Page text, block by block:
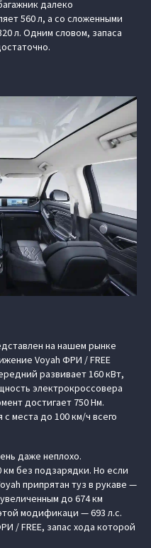
далеко
560 л, а со сложенными
л. Одним словом, запаса
на нашем рынке
Voyah ФРИ / FREE
развивает 160 кВт,
электрокроссовера
достигает 750 Нм.
места до 100 км/ч всего
даже неплохо.
без подзарядки. Но если
припрятан туз в рукаве —
до 674 км
модификаци — 693 л.с.
/ FREE, запас хода которой